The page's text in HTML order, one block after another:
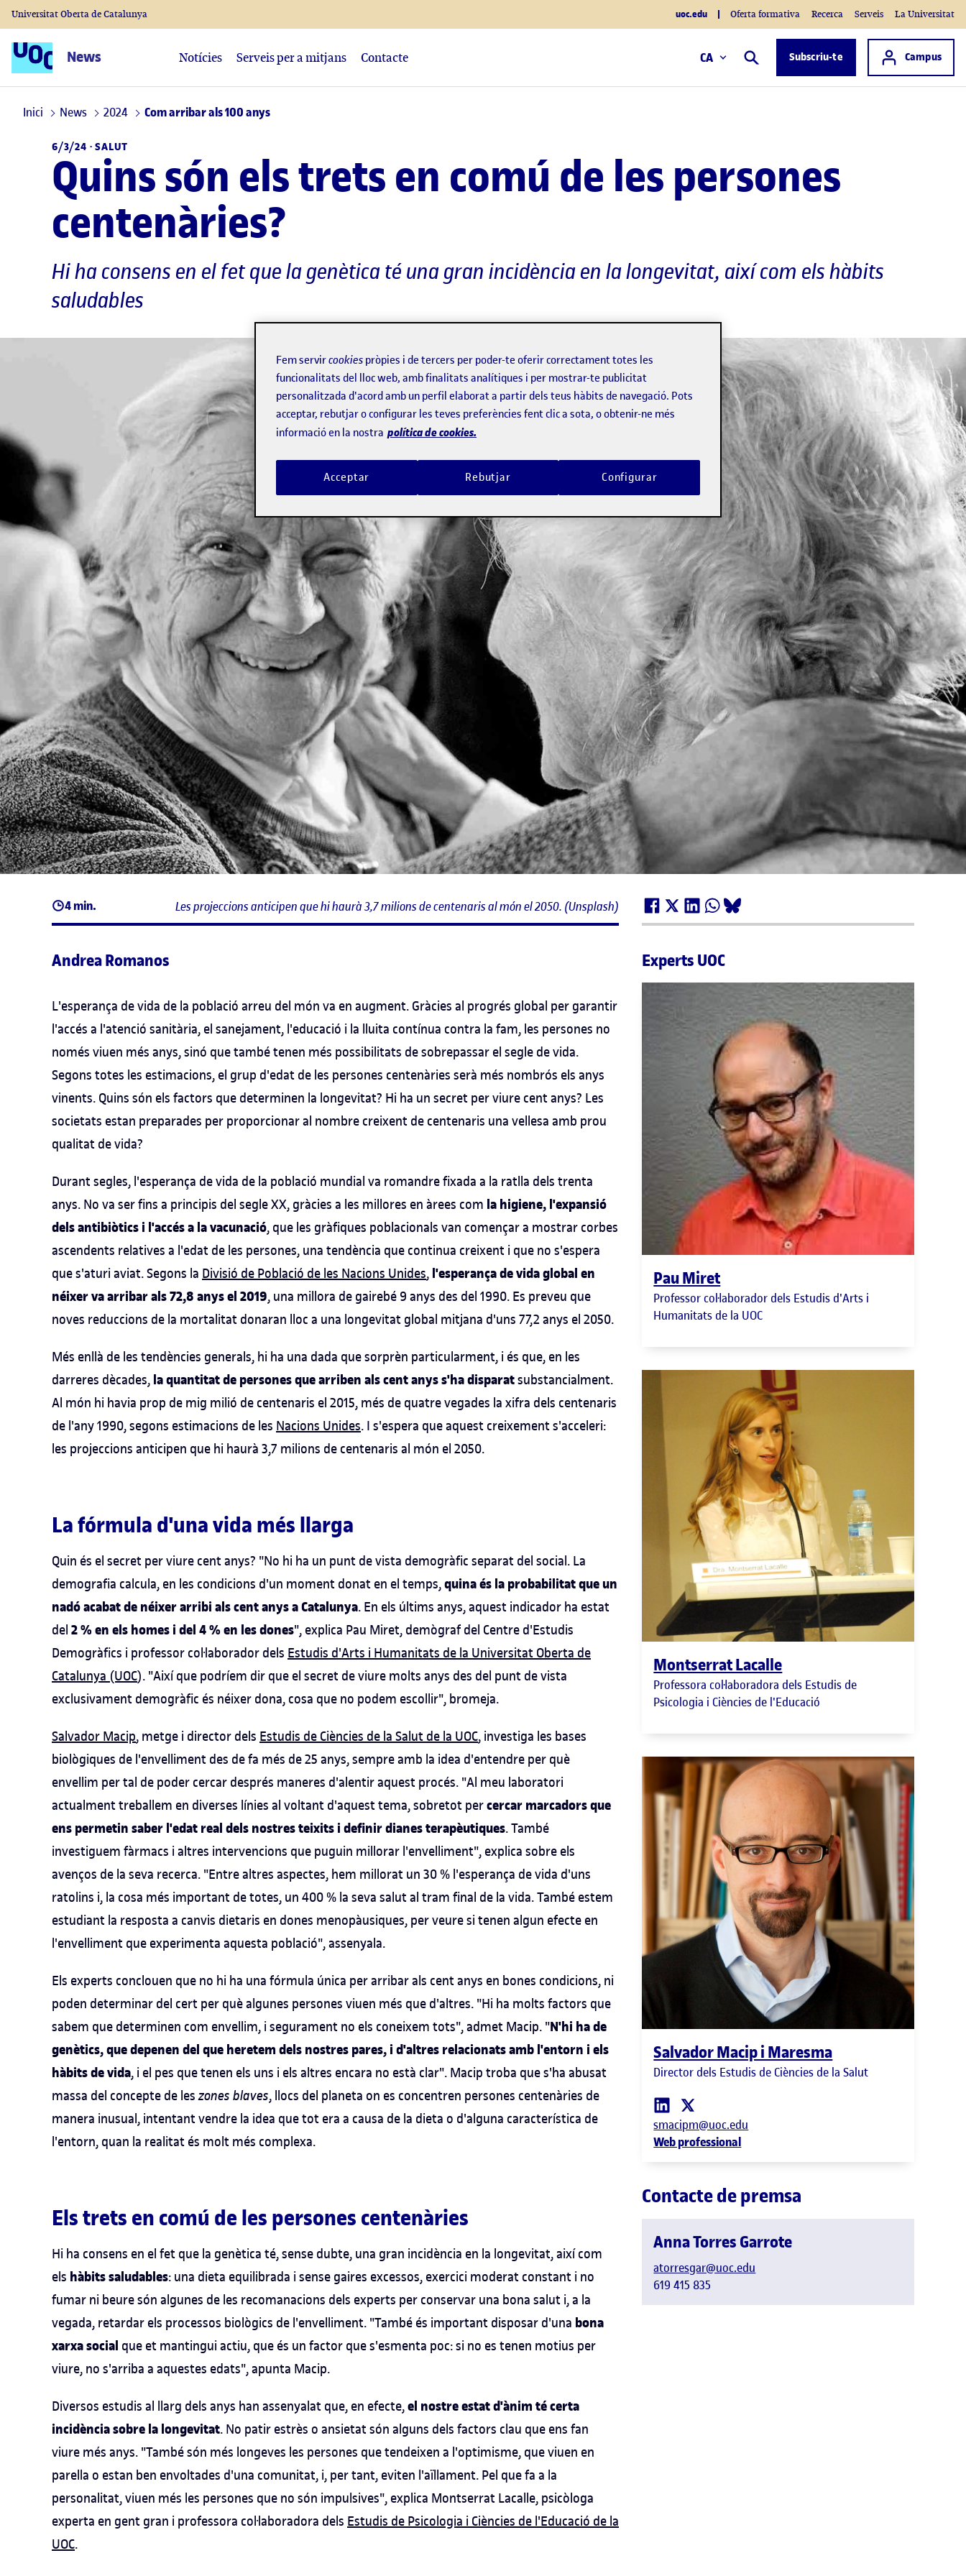
Universitat Oberta de Catalunya uoc.edu Oferta formativa Recerca Serveis La Universitat
News Cercar Subscriu-te Accés a
Campus
Notícies Serveis per a mitjans Contacte CA
Inici News 2024 Com arribar als 100 anys
6/3/24 ·SALUT
Quins són els trets en comú de les persones
centenàries?
Hi ha consens en el fet que la genètica té una gran incidència en la longevitat, així com els hàbits
saludables
4 min. Les projeccions anticipen que hi haurà 3,7 milions de centenaris al món el 2050. (Unsplash)
Andrea Romanos
L'esperança de vida de la població arreu del món va en augment. Gràcies al progrés global per garantir
l'accés a l'atenció sanitària, el sanejament, l'educació i la lluita contínua contra la fam, les persones no
només viuen més anys, sinó que també tenen més possibilitats de sobrepassar el segle de vida.
Segons totes les estimacions, el grup d'edat de les persones centenàries serà més nombrós els anys
vinents. Quins són els factors que determinen la longevitat? Hi ha un secret per viure cent anys? Les
societats estan preparades per proporcionar al nombre creixent de centenaris una vellesa amb prou
qualitat de vida?
Durant segles, l'esperança de vida de la població mundial va romandre fixada a la ratlla dels trenta
anys. No va ser fins a principis del segle XX, gràcies a les millores en àrees com la higiene, l'expansió
dels antibiòtics i l'accés a la vacunació, que les gràfiques poblacionals van començar a mostrar corbes
ascendents relatives a l'edat de les persones, una tendència que continua creixent i que no s'espera
que s'aturi aviat. Segons la Divisió de Població de les Nacions Unides, l'esperança de vida global en
néixer va arribar als 72,8 anys el 2019, una millora de gairebé 9 anys des del 1990. Es preveu que
noves reduccions de la mortalitat donaran lloc a una longevitat global mitjana d'uns 77,2 anys el 2050.
Més enllà de les tendències generals, hi ha una dada que sorprèn particularment, i és que, en les
darreres dècades, la quantitat de persones que arriben als cent anys s'ha disparatsubstancialment.
Al món hi havia prop de mig milió de centenaris el 2015, més de quatre vegades la xifra dels centenaris
de l'any 1990, segons estimacions de les Nacions Unides. I s'espera que aquest creixement s'acceleri:
les projeccions anticipen que hi haurà 3,7 milions de centenaris al món el 2050.
La fórmula d'una vida més llarga
Quin és el secret per viure cent anys? "No hi ha un punt de vista demogràfic separat del social. La
demografia calcula, en les condicions d'un moment donat en el temps,quina és la probabilitat que un
nadó acabat de néixer arribi als cent anys a Catalunya. En els últims anys, aquest indicador ha estat
del 2 % en els homes i del 4 % en les dones", explica Pau Miret, demògraf del Centre d'Estudis
Demogràfics i professor col·laborador dels Estudis d'Arts i Humanitats de la Universitat Oberta de
Catalunya (UOC). "Així que podríem dir que el secret de viure molts anys des del punt de vista
exclusivament demogràfic és néixer dona, cosa que no podem escollir", bromeja.
Salvador Macip, metge i director dels Estudis de Ciències de la Salut de la UOC, investiga les bases
biològiques de l'envelliment des de fa més de 25 anys, sempre amb la idea d'entendre per què
envellim per tal de poder cercar després maneres d'alentir aquest procés. "Al meu laboratori
actualment treballem en diverses línies al voltant d'aquest tema, sobretot percercar marcadors que
ens permetin saber l'edat real dels nostres teixits i definir dianes terapèutiques. També
investiguem fàrmacs i altres intervencions que puguin millorar l'envelliment", explica sobre els
avenços de la seva recerca. "Entre altres aspectes, hem millorat un 30 % l'esperança de vida d'uns
ratolins i, la cosa més important de totes, un 400 % la seva salut al tram final de la vida. També estem
estudiant la resposta a canvis dietaris en dones menopàusiques, per veure si tenen algun efecte en
l'envelliment que experimenta aquesta població", assenyala.
Els experts conclouen que no hi ha una fórmula única per arribar als cent anys en bones condicions, ni
poden determinar del cert per què algunes persones viuen més que d'altres. "Hi ha molts factors que
sabem que determinen com envellim, i segurament no els coneixem tots", admet Macip. "N'hi ha de
genètics, que depenen del que heretem dels nostres pares, i d'altres relacionats amb l'entorn i els
hàbits de vida, i el pes que tenen els uns i els altres encara no està clar". Macip troba que s'ha abusat
massa del concepte de leszones blaves, llocs del planeta on es concentren persones centenàries de
manera inusual, intentant vendre la idea que tot era a causa de la dieta o d'alguna característica de
l'entorn, quan la realitat és molt més complexa.
Els trets en comú de les persones centenàries
Hi ha consens en el fet que la genètica té, sense dubte, una gran incidència en la longevitat, així com
els hàbits saludables: una dieta equilibrada i sense gaires excessos, exercici moderat constant i no
fumar ni beure són algunes de les recomanacions dels experts per conservar una bona salut i, a la
vegada, retardar els processos biològics de l'envelliment. "També és important disposar d'una bona
xarxa social que et mantingui actiu, que és un factor que s'esmenta poc: si no es tenen motius per
viure, no s'arriba a aquestes edats", apunta Macip.
Diversos estudis al llarg dels anys han assenyalat que, en efecte,el nostre estat d'ànim té certa
incidència sobre la longevitat. No patir estrès o ansietat són alguns dels factors clau que ens fan
viure més anys. "També són més longeves les persones que tendeixen a l'optimisme, que viuen en
parella o estan ben envoltades d'una comunitat, i, per tant, eviten l'aïllament. Pel que fa a la
personalitat, viuen més les persones que no són impulsives", explica Montserrat Lacalle, psicòloga
experta en gent gran i professora col·laboradora dels Estudis de Psicologia i Ciències de l'Educació de la
UOC.
Experts UOC
Pau Miret
Professor col·laborador dels Estudis d'Arts i
Humanitats de la UOC
Montserrat Lacalle
Professora col·laboradora dels Estudis de
Psicologia i Ciències de l'Educació
Salvador Macip i Maresma
Director dels Estudis de Ciències de la Salut
smacipm@uoc.edu
Web professional
Contacte de premsa
Anna Torres Garrote
atorresgar@uoc.edu
619 415 835
Fem servircookies pròpies i de tercers per poder-te oferir correctament totes les
funcionalitats del lloc web, amb finalitats analítiques i per mostrar-te publicitat
personalitzada d'acord amb un perfil elaborat a partir dels teus hàbits de navegació. Pots
acceptar, rebutjar o configurar les teves preferències fent clic a sota, o obtenir-ne més
informació en la nostra política de cookies.
Rebutjar
Acceptar Configurar